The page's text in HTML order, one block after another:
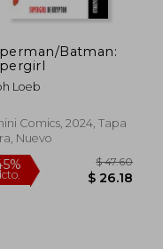
Batman:
Loeb
Comics, 2024, Tapa
Nuevo